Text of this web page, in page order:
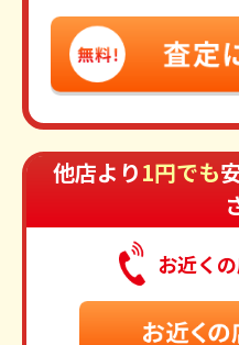
他店より1円でも
お近く